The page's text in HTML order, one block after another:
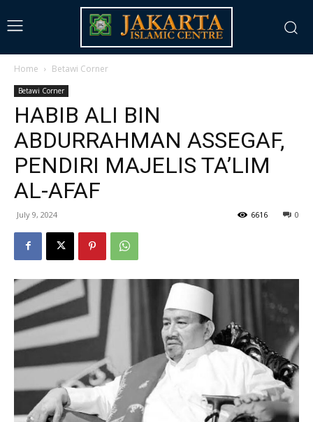
Home Betawi Corner
Betawi Corner
HABIB ALI BIN
ABDURRAHMAN ASSEGAF,
PENDIRI MAJELIS TA’LIM
AL-AFAF
July 9, 2024 0
6616